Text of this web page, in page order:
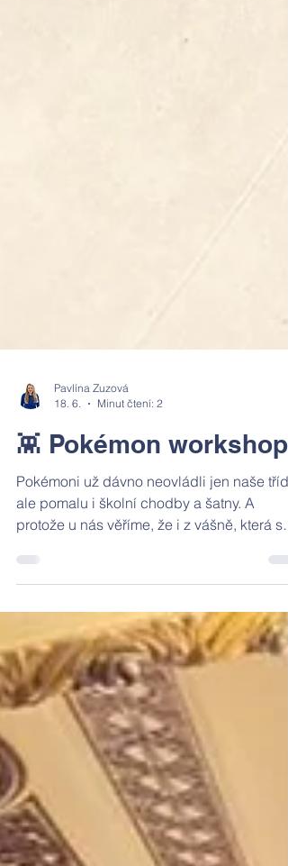
18. 6.
Minut čtení: 2
👾 Pokémon workshop
Pokémoni už dávno neovládli jen naše třídy,
ale pomalu i školní chodby a šatny. A
protože u nás věříme, že i z vášně, která se
přizvat opravdové odborníky. V úterý 16.
června dopoledne tak místo běžné výuky
dorazila do školy společnost Pokélandia a
ukázala našim žákům, co všechno se za
těmi obrázky skutečně skrývá.